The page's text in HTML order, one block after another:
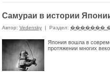
Самураи в истории
Автор: Vedensky | Раздел: �������
Япония вошла в
протяжении многих